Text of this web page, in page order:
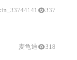
337
麦龟迪 318